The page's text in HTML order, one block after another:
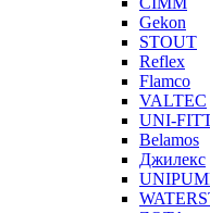
Gekon
STOUT
Reflex
Flamco
VALTEC
UNI-
Belamos
Джилекс